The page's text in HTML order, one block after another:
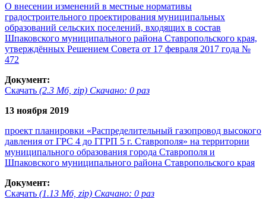
О внесении изменений в местные нормативы
градостроительного проектирования муниципальных
образований сельских поселений, входящих в состав
Шпаковского муниципального района Ставропольского края,
утверждённых Решением Совета от 17 февраля 2017 года №
472
Документ:
Скачать (2.3 Мб, zip) Скачано: 0 раз
13 ноября 2019
проект планировки «Распределительный газопровод высокого
давления от ГРС 4 до ГГРП 5 г. Ставрополя» на территории
муниципального образования города Ставрополя и
Шпаковского муниципального района Ставропольского края
Документ:
Скачать (1.13 Мб, zip) Скачано: 0 раз